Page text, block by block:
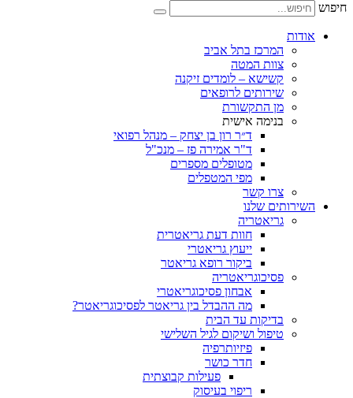
המרכז בתל אביב
צוות המטה
קשישא – לומדים זיקנה
שירותים לרופאים
מן התקשורת
בנימה אישית
ד״ר רון בן יצחק – מנהל רפואי
ד"ר אמירה פז – מנכ"ל
מטופלים מספרים
מפי המטפלים
שלנו
גריאטריה
חוות דעת גריאטרית
ייעוץ גריאטרי
ביקור רופא גריאטר
פסיכוגריאטריה
אבחון פסיכוגריאטרי
מה ההבדל בין גריאטר לפסיכוגריאטר?
בדיקות עד הבית
טיפול ושיקום לגיל השלישי
פיזיותרפיה
חדר כושר
פעילות קבוצתית
ריפוי בעיסוק